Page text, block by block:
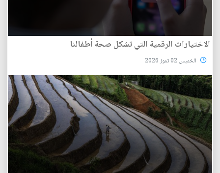
الاختيارات الرقمية التي تشكل صحة أطفالنا
الخميس 02 تموز 2026